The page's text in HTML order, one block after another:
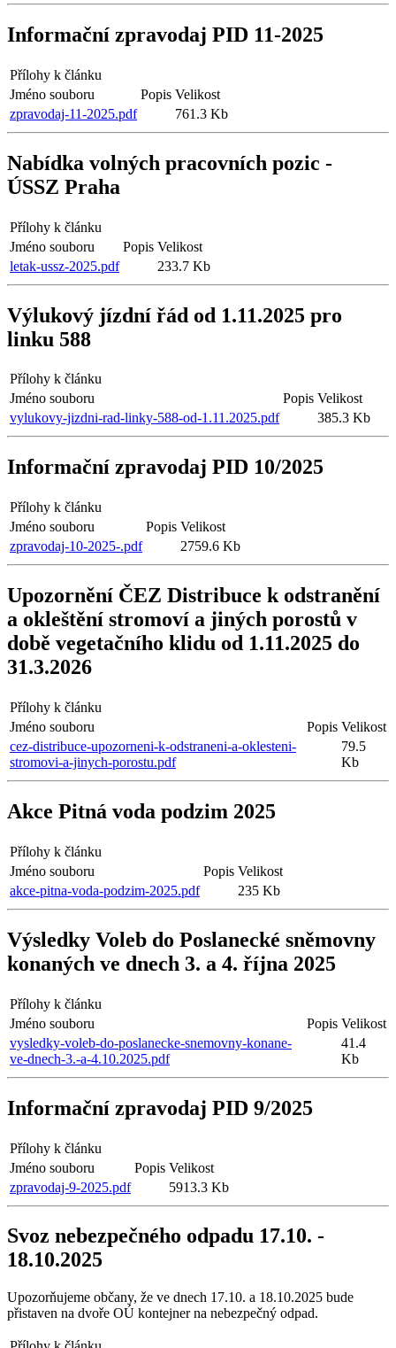
Informační zpravodaj PID 11-2025
Přílohy k článku
Jméno souboru
Popis Velikost
zpravodaj-11-2025.pdf
761.3 Kb
Nabídka volných pracovních pozic -
ÚSSZ Praha
Přílohy k článku
Jméno souboru
Popis Velikost
letak-ussz-2025.pdf
233.7 Kb
Výlukový jízdní řád od 1.11.2025 pro
linku 588
Přílohy k článku
Jméno souboru
Popis Velikost
vylukovy-jizdni-rad-linky-588-od-1.11.2025.pdf
385.3 Kb
Informační zpravodaj PID 10/2025
Přílohy k článku
Jméno souboru
Popis Velikost
zpravodaj-10-2025-.pdf
2759.6 Kb
Upozornění ČEZ Distribuce k odstranění
a okleštění stromoví a jiných porostů v
době vegetačního klidu od 1.11.2025 do
31.3.2026
Přílohy k článku
Jméno souboru
Popis Velikost
cez-distribuce-upozorneni-k-odstraneni-a-oklesteni-
stromovi-a-jinych-porostu.pdf
79.5
Kb
Akce Pitná voda podzim 2025
Přílohy k článku
Jméno souboru
Popis Velikost
akce-pitna-voda-podzim-2025.pdf
235 Kb
Výsledky Voleb do Poslanecké sněmovny
konaných ve dnech 3. a 4. října 2025
Přílohy k článku
Jméno souboru
Popis Velikost
vysledky-voleb-do-poslanecke-snemovny-konane-
ve-dnech-3.-a-4.10.2025.pdf
41.4
Kb
Informační zpravodaj PID 9/2025
Přílohy k článku
Jméno souboru
Popis Velikost
zpravodaj-9-2025.pdf
5913.3 Kb
Svoz nebezpečného odpadu 17.10. -
18.10.2025
Upozorňujeme občany, že ve dnech 17.10. a 18.10.2025 bude
přistaven na dvoře OÚ kontejner na nebezpečný odpad.